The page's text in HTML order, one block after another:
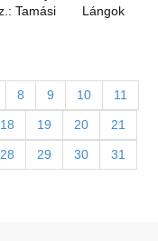
Tamási
Lángok
8 9 10 11
18 19 20 21
28 29 30 31